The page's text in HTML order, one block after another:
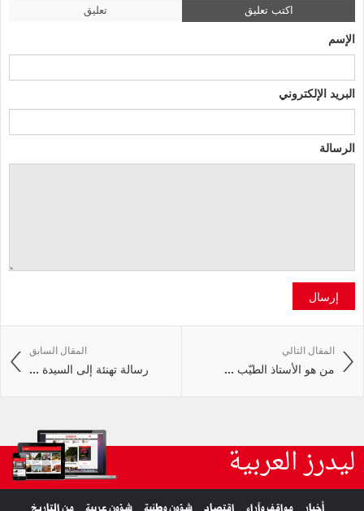
اكتب تعليق تعليق
الإسم
البريد الإلكتروني
الرسالة
إرسال
المقال السابق
رسالة تهنئة إلى السيدة ...
المقال التالي
من هو الأستاذ الطيّب ...
ليدرز العربية
أخبار مواقف وآراء اقتصاد شؤون وطنية شؤون عربية من التاريخ